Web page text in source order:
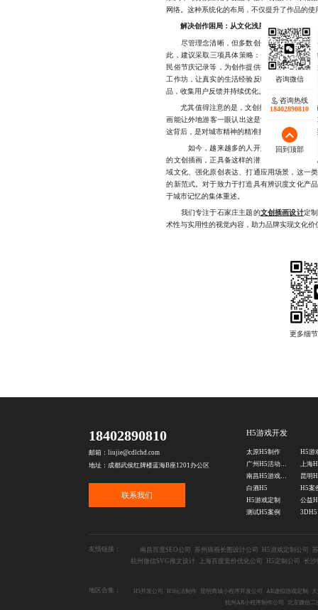
网络。这种系统化的布局，不仅提升了作品的
解决创作困局：从文化浅层化到深度共创
尽管理念清晰，但多数创作者在实践中仍会
此，建议采取三项具体策略：一是建立“石家
民俗节庆记录等，为创作提供扎实依据；二是
工作坊，让真实的生活经验反哺设计灵感；三
品，收集用户反馈并持续优化。
尤其值得注意的是，文创插画的真正价值不
画能让外地游客一眼认出这是“石家庄的味道”
这背后，是对城市精神的精准捕捉，是对人文温
如今，越来越多的人开始关注那些有根、
的文创插画，正具备这样的潜质——它不只是
域文化、强化原创表达、打通应用场景，这一
的新范式。对于致力于打造具有辨识度文化产
于城市记忆的集体重述。
我们专注于石家庄主题的文创插画设计定
术性与实用性的视觉内容，助力品牌实现文化价
18402890810
邮箱：liujie@cdlchd.com
地址：成都武侯红牌楼蓝海B座1201办公区
联系我们
H5游戏开发
太原H5制作
H5游
广州H5活动定制
南昌H5游戏制作公司
白酒H5
H5案
H5游戏定制
公益
测试H5案例
3DH5
友情链接： 南昌百度SEO公司 苏州插画长图设计公司 H5游戏定制公司
杭州微信SVG推文设计
上海百度竞价优化公司 H5定制公司 长沙
地区合集： H5开发公司 H5玩法制作 昆明商城小程序开发公司 AR虚拟游戏定制
杭州AR小程序制作公司
北京微信二
咨询热线
18402890810
回到顶部